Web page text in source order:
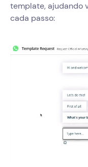
template, ajudando
cada passo: